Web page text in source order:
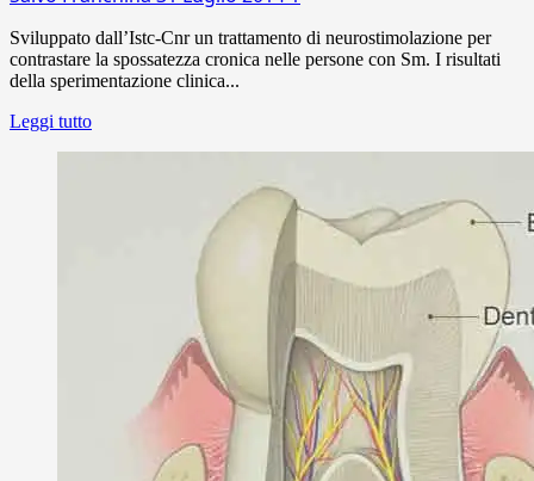
Sviluppato dall’Istc-Cnr un trattamento di neurostimolazione per
contrastare la spossatezza cronica nelle persone con Sm. I risultati
della sperimentazione clinica...
Leggi tutto